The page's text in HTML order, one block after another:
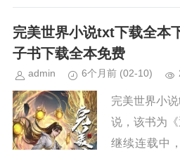
续关注本站
时间更新。小
完美世界小说txt下载全本
子书下载全本免费
admin 6个月前 (02-10)
完美世界小
说，该书为
继续连载中